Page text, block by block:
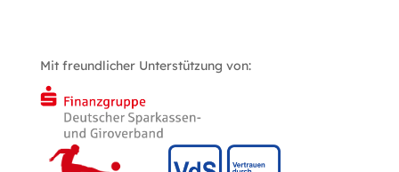
Mit freundlicher Unterstützung von: